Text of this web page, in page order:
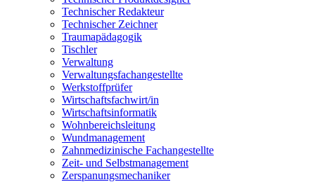
Technischer Redakteur
Technischer Zeichner
Traumapädagogik
Tischler
Verwaltung
Verwaltungsfachangestellte
Werkstoffprüfer
Wirtschaftsfachwirt/in
Wirtschaftsinformatik
Wohnbereichsleitung
Wundmanagement
Zahnmedizinische Fachangestellte
Zeit- und Selbstmanagement
Zerspanungsmechaniker